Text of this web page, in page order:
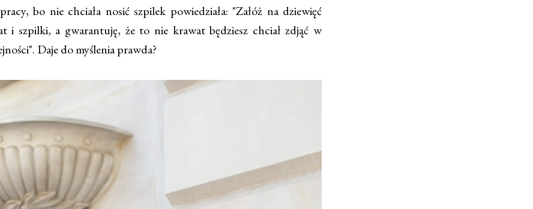
bo nie chciała nosić szpilek powiedziała: "Załóż na dziewięć
i szpilki, a gwarantuję, że to nie krawat będziesz chciał zdjąć w
Daje do myślenia prawda?